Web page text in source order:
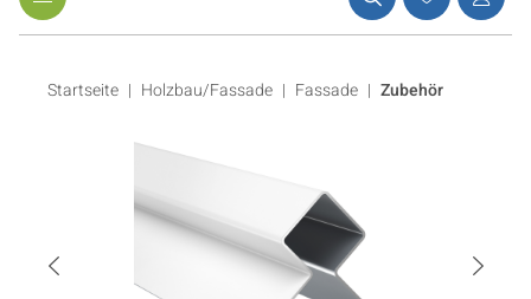
Startseite Holzbau/Fassade | Fassade | Zubehör